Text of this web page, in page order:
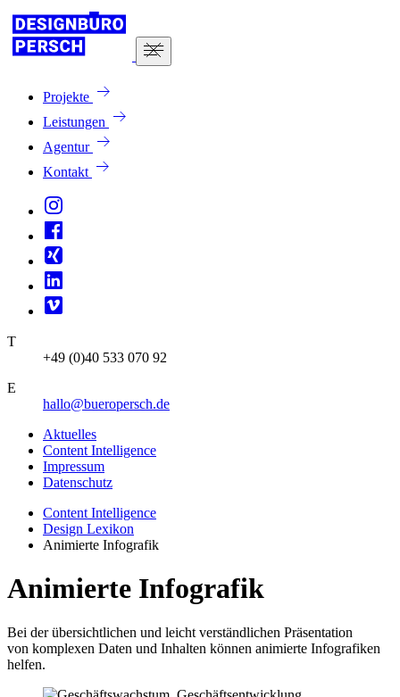
Projekte
Leistungen
Agentur
Kontakt
T
+49 (0)40 533 070 92
E
hallo@bueropersch.de
Aktuelles
Content Intelligence
Impressum
Datenschutz
Content Intelligence
Design Lexikon
Animierte Infografik
Animierte Infografik
Bei der übersichtlichen und leicht verständlichen Präsentation
von komplexen Daten und Inhalten können animierte Infografiken
helfen.